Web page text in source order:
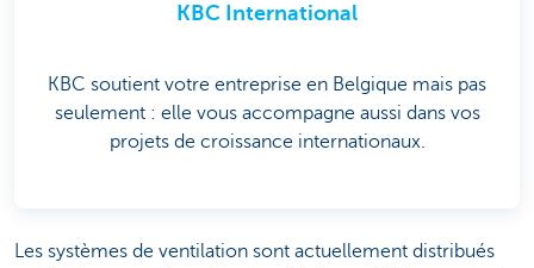
KBC International
KBC soutient votre entreprise en Belgique mais pas
seulement : elle vous accompagne aussi dans vos
projets de croissance internationaux.
Les systèmes de ventilation sont actuellement distribués